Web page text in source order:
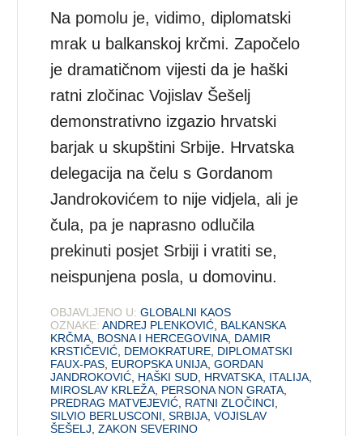
Na pomolu je, vidimo, diplomatski
mrak u balkanskoj krčmi. Započelo
je dramatičnom vijesti da je haški
ratni zločinac Vojislav Šešelj
demonstrativno izgazio hrvatski
barjak u skupštini Srbije. Hrvatska
delegacija na čelu s Gordanom
Jandrokovićem to nije vidjela, ali je
čula, pa je naprasno odlučila
prekinuti posjet Srbiji i vratiti se,
neispunjena posla, u domovinu.
OBJAVLJENO U: GLOBALNI KAOS
OZNAKE: ANDREJ PLENKOVIĆ BALKANSKA
KRČMA BOSNA I HERCEGOVINA DAMIR
KRSTIČEVIĆ DEMOKRATURE DIPLOMATSKI
FAUX-PAS EUROPSKA UNIJA ,GORDAN
JANDROKOVIĆ HAŠKI SUD HRVATSKA ITALIJA
MIROSLAV KRLEŽA PERSONA NON GRATA
PREDRAG MATVEJEVIĆ RATNI ZLOČINCI
SILVIO BERLUSCONI ,SRBIJA ,VOJISLAV
ŠEŠELJ ,ZAKON SEVERINO